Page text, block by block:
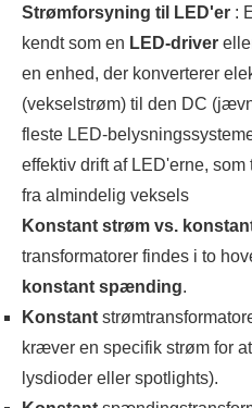
Strømforsyning til LED'er :
kendt som en LED-driver
en enhed, der konverterer
(vekselstrøm) til den DC
fleste LED-
effektiv drift af LED'erne,
fra almindelig veksels
Konstant strøm vs.
transformatorer findes i to
konstant spænding.
Konstant
kræver en specifik strøm for
lysdioder eller spotlights).